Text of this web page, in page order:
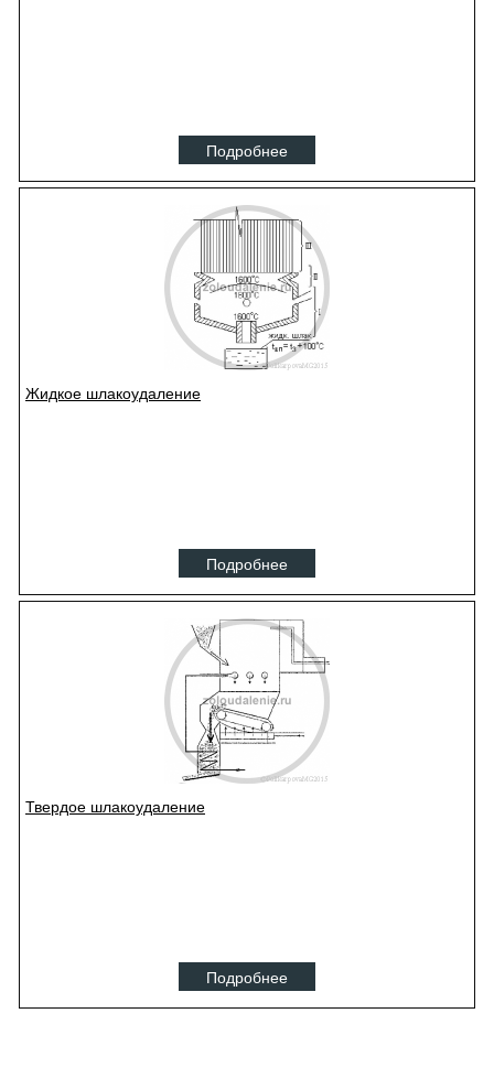
Подробнее
Жидкое шлакоудаление
Подробнее
Твердое шлакоудаление
Подробнее